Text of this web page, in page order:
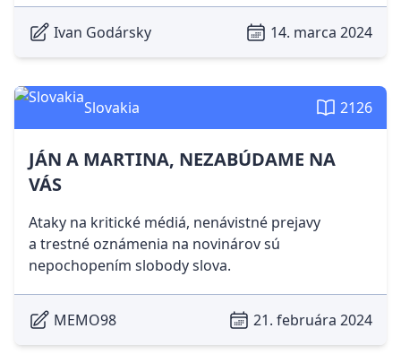
Ivan Godársky 14. marca 2024
Slovakia 2126
JÁN A MARTINA, NEZABÚDAME NA
VÁS
Ataky na kritické médiá, nenávistné prejavy
a trestné oznámenia na novinárov sú
nepochopením slobody slova.
MEMO98 21. februára 2024